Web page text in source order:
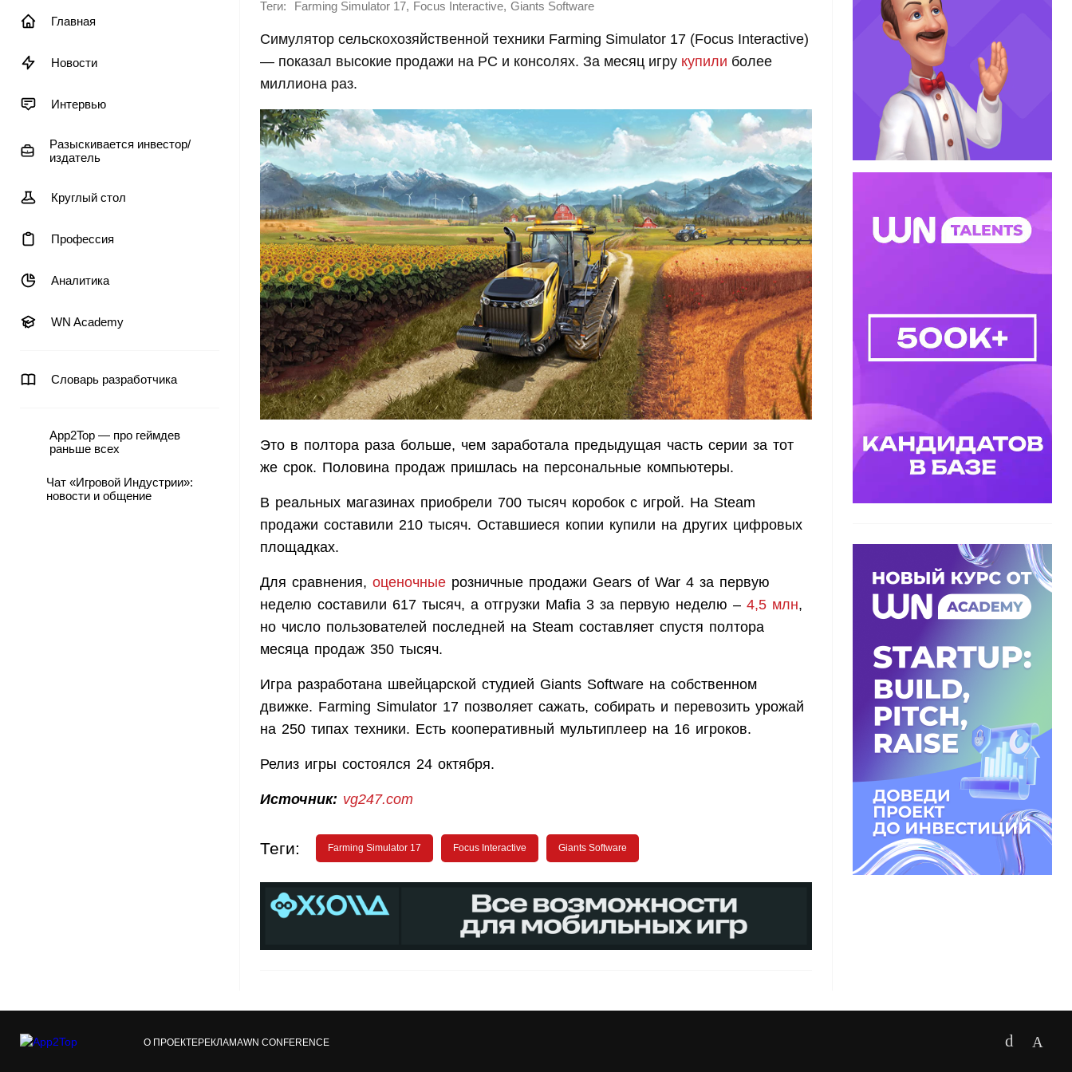
Главная
Новости
Интервью
Разыскивается инвестор/
издатель
Круглый стол
Профессия
Аналитика
WN Academy
Словарь разработчика
App2Top — про геймдев
раньше всех
Чат «Игровой Индустрии»:
новости и общение
Теги: Farming Simulator 17, Focus Interactive, Giants Software
Симулятор сельскохозяйственной техники Farming Simulator 17 (Focus Interactive)
— показал высокие продажи на PC и консолях. За месяц игру купили более
миллиона раз.
Это в полтора раза больше, чем заработала предыдущая часть серии за тот
же срок. Половина продаж пришлась на персональные компьютеры.
В реальных магазинах приобрели 700 тысяч коробок с игрой. На Steam
продажи составили 210 тысяч. Оставшиеся копии купили на других цифровых
площадках.
Для сравнения, оценочные розничные продажи Gears of War 4 за первую
неделю составили 617 тысяч, а отгрузки Mafia 3 за первую неделю – 4,5 млн,
но число пользователей последней на Steam составляет спустя полтора
месяца продаж 350 тысяч.
Игра разработана швейцарской студией Giants Software на собственном
движке. Farming Simulator 17 позволяет сажать, собирать и перевозить урожай
на 250 типах техники. Есть кооперативный мультиплеер на 16 игроков.
Релиз игры состоялся 24 октября.
Источник: vg247.com
Теги: Farming Simulator 17 Focus Interactive Giants Software
О ПРОЕКТЕРЕКЛАМАWN CONFERENCE